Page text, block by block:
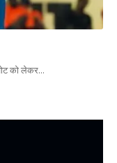
को लेकर…